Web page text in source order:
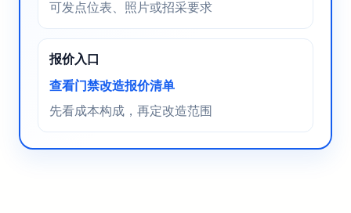
可发点位表、照片或招采要求
报价入口
查看门禁改造报价清单
先看成本构成，再定改造范围